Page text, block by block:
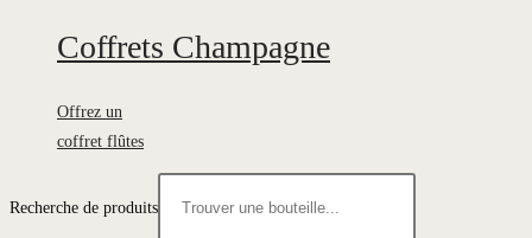
Coffrets Champagne
Offrez un
coffret flûtes
Recherche de produits